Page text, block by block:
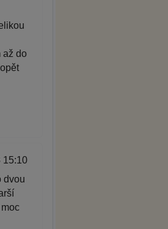
až do
15:10
dvou